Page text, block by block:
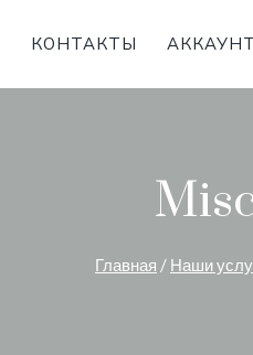
КОНТАКТЫ АККАУНТ
Главная / Наши